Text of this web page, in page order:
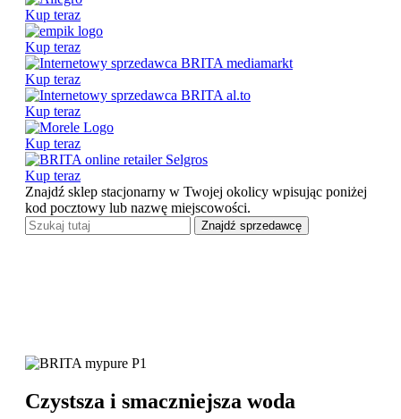
Kup teraz
Kup teraz
Kup teraz
Kup teraz
Kup teraz
Kup teraz
Znajdź sklep stacjonarny w Twojej okolicy wpisując poniżej
kod pocztowy lub nazwę miejscowości.
Znajdź sprzedawcę
Czystsza i smaczniejsza woda